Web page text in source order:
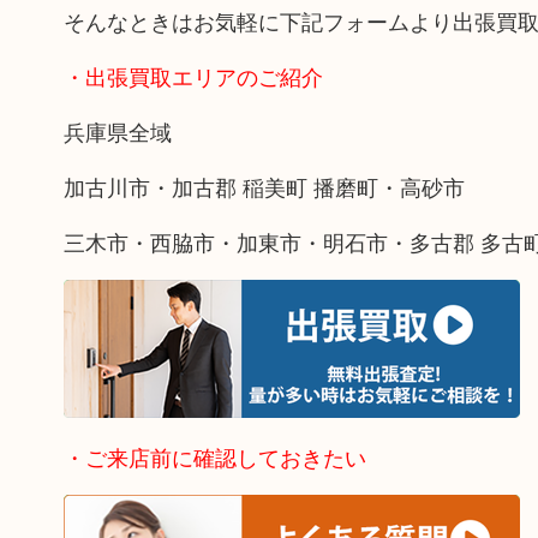
そんなときはお気軽に下記フォームより出張買
・出張買取エリアのご紹介
兵庫県全域
加古川市・加古郡 稲美町 播磨町・高砂市
三木市・西脇市・加東市・明石市・多古郡 多古
・ご来店前に確認しておきたい